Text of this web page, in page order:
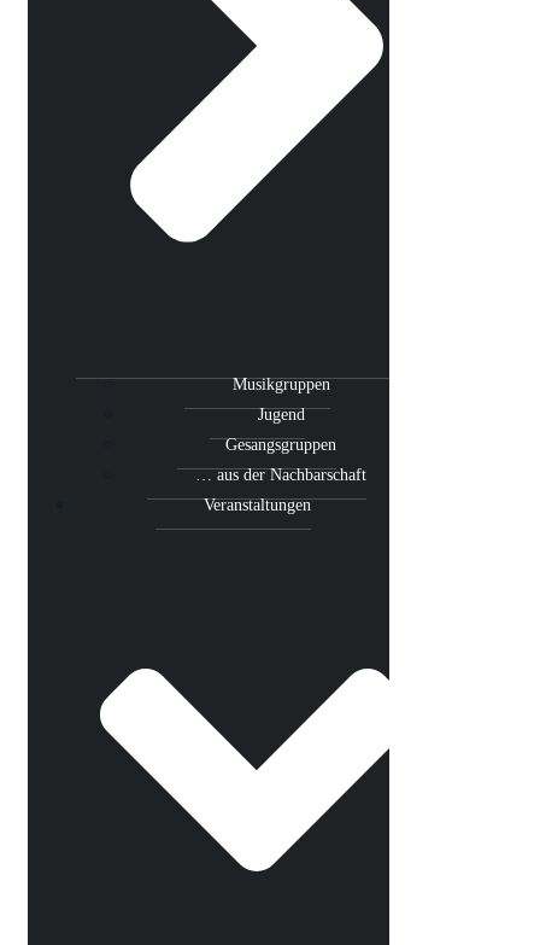
Musikgruppen
Jugend
Gesangsgruppen
… aus der Nachbarschaft
Veranstaltungen